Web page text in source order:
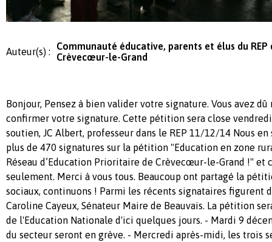
Auteur(s) :
Communauté éducative, parents et élus du REP
Crèvecœur-le-Grand
Bonjour, Pensez à bien valider votre signature. Vous avez
confirmer votre signature. Cette pétition sera close
soutien, JC Albert, professeur dans le REP 11/12/14 Nous
plus de 470 signatures sur la pétition "Education en zone
Réseau d’Education Prioritaire de Crèvecœur-le-Grand !" et
seulement. Merci à vous tous. Beaucoup ont partagé la
sociaux, continuons ! Parmi les récents signataires figurent
Caroline Cayeux, Sénateur Maire de Beauvais. La pétition
de l'Education Nationale d'ici quelques jours. - Mardi 9
du secteur seront en grève. - Mercredi après-midi, les trois